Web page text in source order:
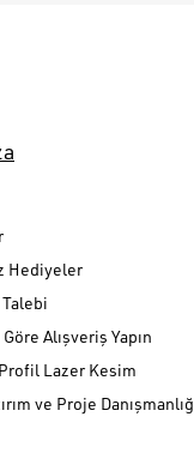
Hediyeler
Alışveriş Yapın
Lazer Kesim
ve Proje